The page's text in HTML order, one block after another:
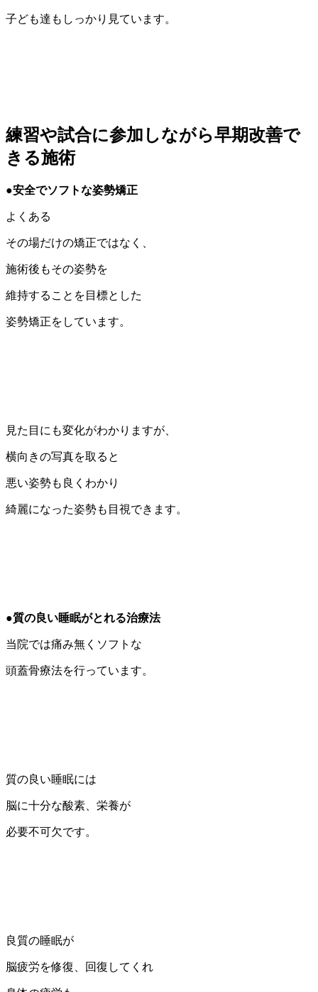
子ども達もしっかり見ています。
練習や試合に参加しながら早期改善で
きる施術
●安全でソフトな姿勢矯正
よくある
その場だけの矯正ではなく、
施術後もその姿勢を
維持することを目標とした
姿勢矯正をしています。
見た目にも変化がわかりますが、
横向きの写真を取ると
悪い姿勢も良くわかり
綺麗になった姿勢も目視できます。
●質の良い睡眠がとれる治療法
当院では痛み無くソフトな
頭蓋骨療法を行っています。
質の良い睡眠には
脳に十分な酸素、栄養が
必要不可欠です。
良質の睡眠が
脳疲労を修復、回復してくれ